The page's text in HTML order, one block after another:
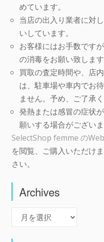
めています。
当店の出入り業者に対
いしています。
お客様にはお手数です
の消毒をお願い致します
買取の査定時間や、店
は、駐車場や車内でお
ません。予め、ご了承く
発熱または感冒の症状
願いする場合がござい
SelectShop femme の
を閲覧、ご購入いただけ
さい。
Archives